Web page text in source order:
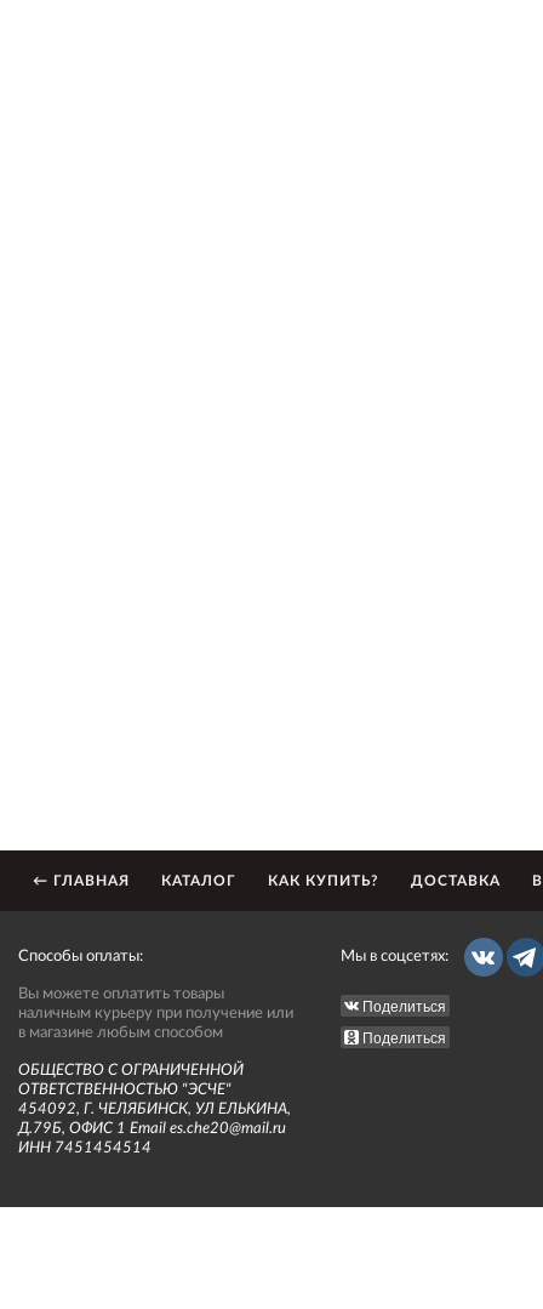
← ГЛАВНАЯ КАТАЛОГ КАК КУПИТЬ? ДОСТАВКА
Способы оплаты:
Вы можете оплатить товары
наличным курьеру при получение или
в магазине любым способом
ОБЩЕСТВО С ОГРАНИЧЕННОЙ
ОТВЕТСТВЕННОСТЬЮ "ЭСЧЕ"
454092, Г. ЧЕЛЯБИНСК, УЛ ЕЛЬКИНА,
Д.79Б, ОФИС 1 Email es.che20@mail.ru
ИНН 7451454514
Мы в соцсетях:
Поделиться
Поделиться